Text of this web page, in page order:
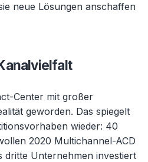
neue Lösungen anschaffen
Center mit großer
geworden. Das spiegelt
wieder: 40
2020 Multichannel-ACD
dritte Unternehmen investiert